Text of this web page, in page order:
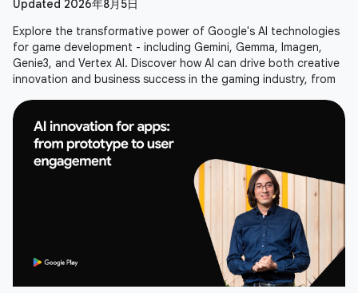
Updated 2026年8月5日
Explore the transformative power of Google's AI technologies
for game development - including Gemini, Gemma, Imagen,
Genie3, and Vertex AI. Discover how AI can drive both creative
innovation and business success in the gaming industry, from